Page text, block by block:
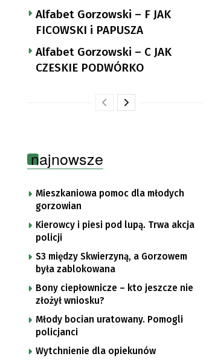
LANDSBERGA
Alfabet Gorzowski – F JAK
FICOWSKI i PAPUSZA
Alfabet Gorzowski – C JAK
CZESKIE PODWÓRKO
najnowsze
Mieszkaniowa pomoc dla młodych
gorzowian
Kierowcy i piesi pod lupą. Trwa akcja
policji
S3 między Skwierzyną, a Gorzowem
była zablokowana
Bony ciepłownicze – kto jeszcze nie
złożył wniosku?
Młody bocian uratowany. Pomogli
policjanci
Wytchnienie dla opiekunów